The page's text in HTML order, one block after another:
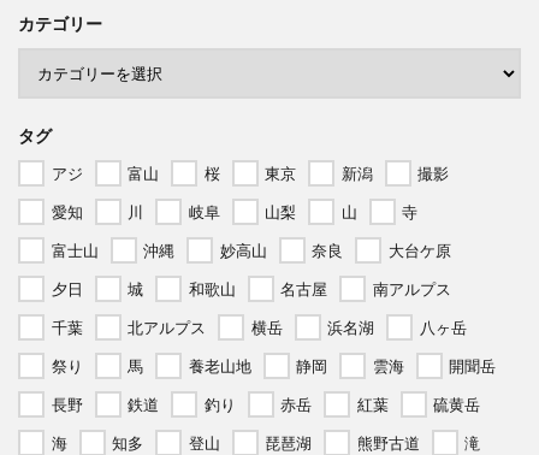
カテゴリー
タグ
アジ 富山 桜 東京 新潟
撮影
愛知
川 岐阜 山梨 山
寺
富士山
沖縄 妙高山 奈良
大台ケ原
夕日
城 和歌山 名古屋
南アルプス
千葉
北アルプス 横岳 浜名湖
八ヶ岳
祭り
馬 養老山地 静岡 雲海
開聞岳
長野
鉄道 釣り 赤岳 紅葉
硫黄岳
海
知多 登山 琵琶湖 熊野古道
滝